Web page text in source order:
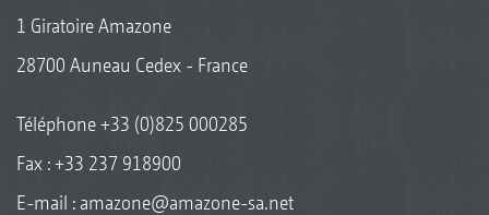
1 Giratoire Amazone
28700 Auneau Cedex - France
Téléphone+33 (0)825 000285
Fax : +33 237 918900
E-mail : amazone@amazone-sa.net